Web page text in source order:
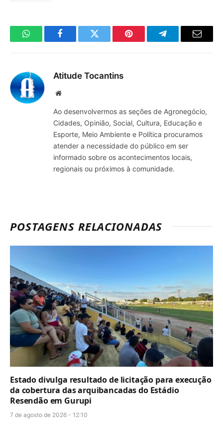
WhatsAppFacebookTwitter Pinterest TelegramaE-
Atitude Tocantins
Site
Ao desenvolvermos as seções de Agronegócio,
Cidades, Opinião, Social, Cultura, Educação e
Esporte, Meio Ambiente e Política procuramos
atender a necessidade do público em ser
informado sobre os acontecimentos locais,
regionais ou próximos à comunidade.
POSTAGENS RELACIONADAS
Estado divulga resultado de licitação para execução
da cobertura das arquibancadas do Estádio
Resendão em Gurupi
7 de agosto de 2026 - 12:10